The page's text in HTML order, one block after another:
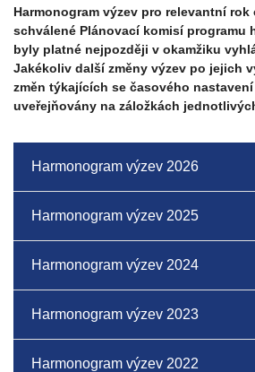
Harmonogram výzev pro relevantní
schválené Plánovací komisí programu
byly platné nejpozději v okamžiku
Jakékoliv další změny výzev po jejich
změn týkajících se časového
uveřejňovány na záložkách
Harmonogram výzev 2026
Harmonogram výzev 2025
Harmonogram výzev 2024
Harmonogram výzev 2023
Harmonogram výzev 2022